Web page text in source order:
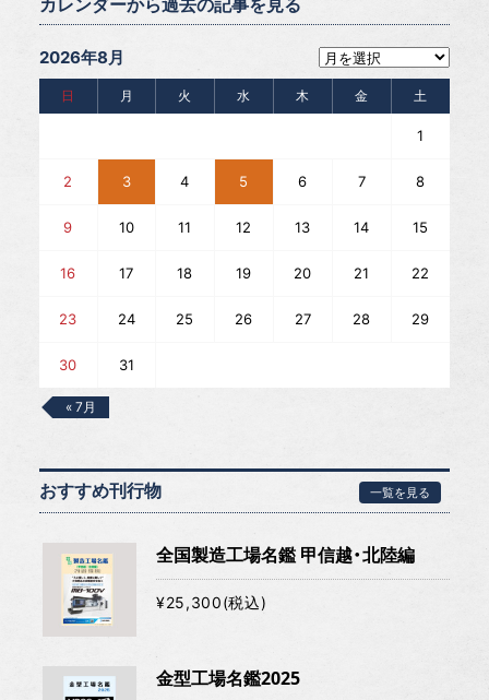
2026年8月
日 月 火 水 木 金 土
1
2 3 4 5 6 7 8
9 10 11 12 13 14 15
16 17 18 19 20 21 22
23 24 25 26 27 28 29
30 31
« 7月
おすすめ刊行物 一覧を見る
全国製造工場名鑑 甲信越・北陸編
¥25,300(税込)
金型工場名鑑2025